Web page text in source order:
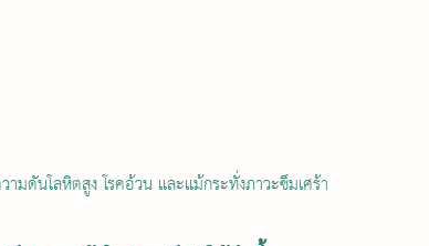
ามดันโลหิตสูง โรคอ้วน และแม้กระทั่งภาวะซึมเศร้า